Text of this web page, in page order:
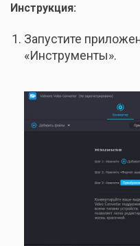
Инструкция:
Запустите
«Инструменты».